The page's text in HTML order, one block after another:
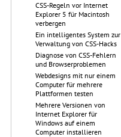
CSS-Regeln vor Internet
Explorer 5 für Macintosh
verbergen
Ein intelligentes System zur
Verwaltung von CSS-Hacks
Diagnose von CSS-Fehlern
und Browserproblemen
Webdesigns mit nur einem
Computer für mehrere
Plattformen testen
Mehrere Versionen von
Internet Explorer für
Windows auf einem
Computer installieren